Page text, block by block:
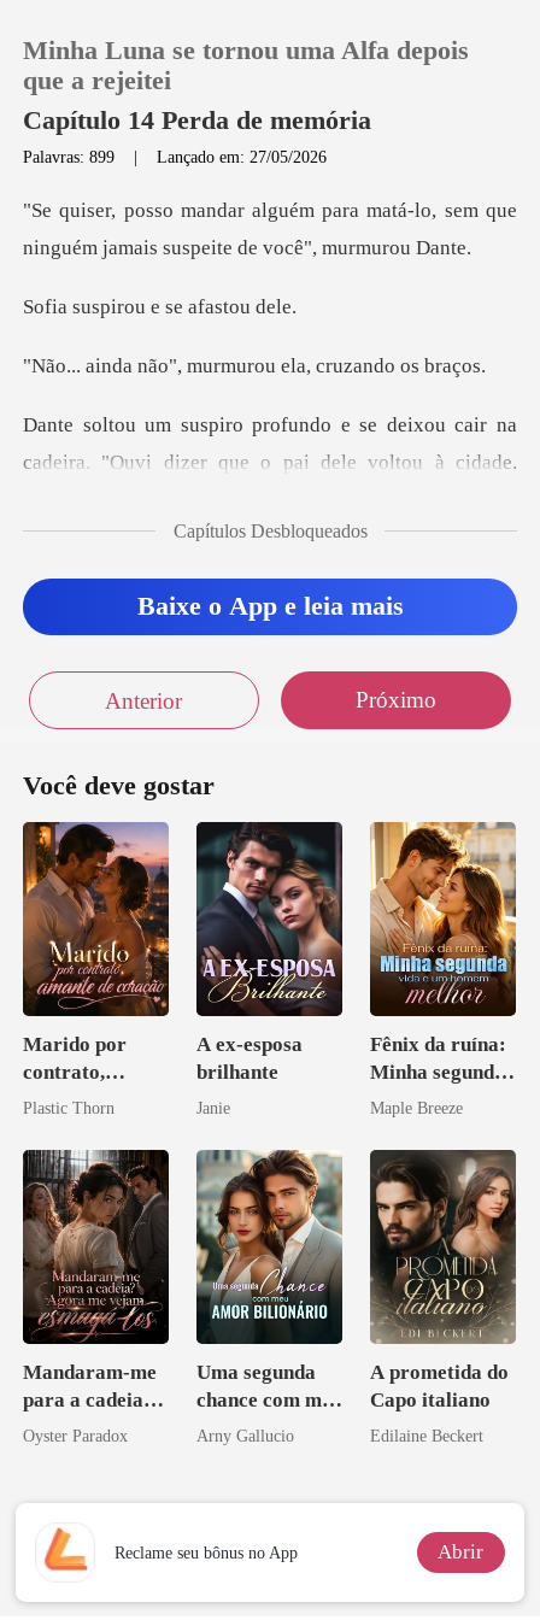
Loja
Histórico
Baixar App
Minha Luna se tornou uma Alfa depois
que a rejeitei
Capítulo 14 Perda de memória
Palavras: 899 |Lançado em: 27/05/2026
ra matá-lo, sem que
ninguém jamais
rou e se af
, murmurou ela, cr
na
cadeira. "Ouvi dizer que o pai dele voltou à
Capítulos Desbloqueados
Baixe o App e leia mais
Anterior Próximo
Você deve gostar
Marido por
contrato,
amante de
Plastic Thorn
A ex-esposa
brilhante
Janie
Fênix da ruína:
Minha segunda
vida e um
Maple Breeze
Mandaram-me
para a cadeia?
Agora me
Oyster Paradox
Uma segunda
chance com meu
amor bilionário
Arny Gallucio
A prometida do
Capo italiano
Edilaine Beckert
Reclame seu bônus no App Abrir